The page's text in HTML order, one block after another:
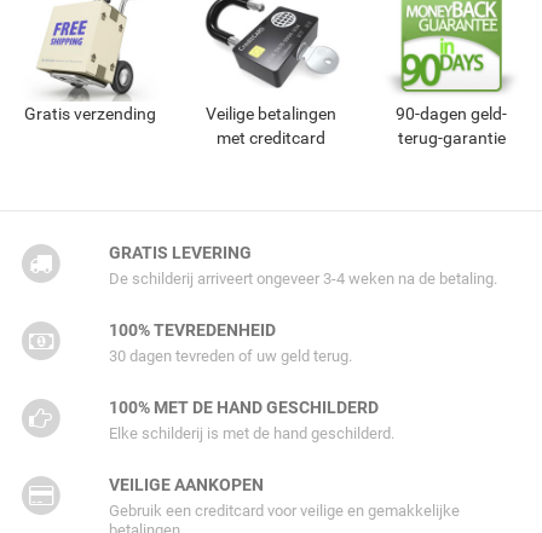
Gratis verzending
Veilige betalingen
met creditcard
90-dagen geld-
terug-garantie
GRATIS LEVERING
De schilderij arriveert ongeveer 3-4 weken na de betaling.
100% TEVREDENHEID
30 dagen tevreden of uw geld terug.
100% MET DE HAND GESCHILDERD
Elke schilderij is met de hand geschilderd.
VEILIGE AANKOPEN
Gebruik een creditcard voor veilige en gemakkelijke